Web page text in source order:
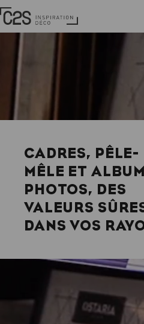
Aller
au
contenu
principal
d'accueil
CADRES, PÊLE-
MÊLE ET
PHOTOS, DES
VALEURS
DANS VOS
Panneau de gestion des cookies